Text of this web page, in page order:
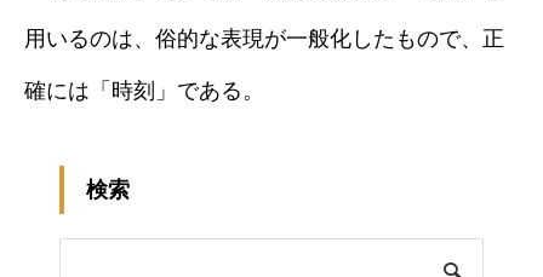
用いるのは、俗的な表現が一般化したもので、正
確には「時刻」である。
検索